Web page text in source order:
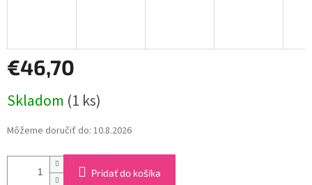
€46,70
cena:
Skladom (1 ks)
Môžeme doručiť do: 10.8.2026
Pridať do košíka